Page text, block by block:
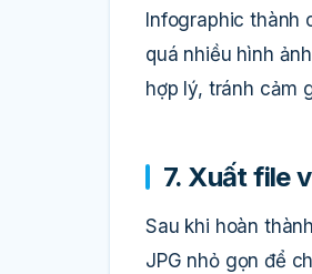
Infographic thành
quá nhiều hình
hợp lý, tránh cảm
7. Xuất file
Sau khi hoàn
JPG nhỏ gọn để